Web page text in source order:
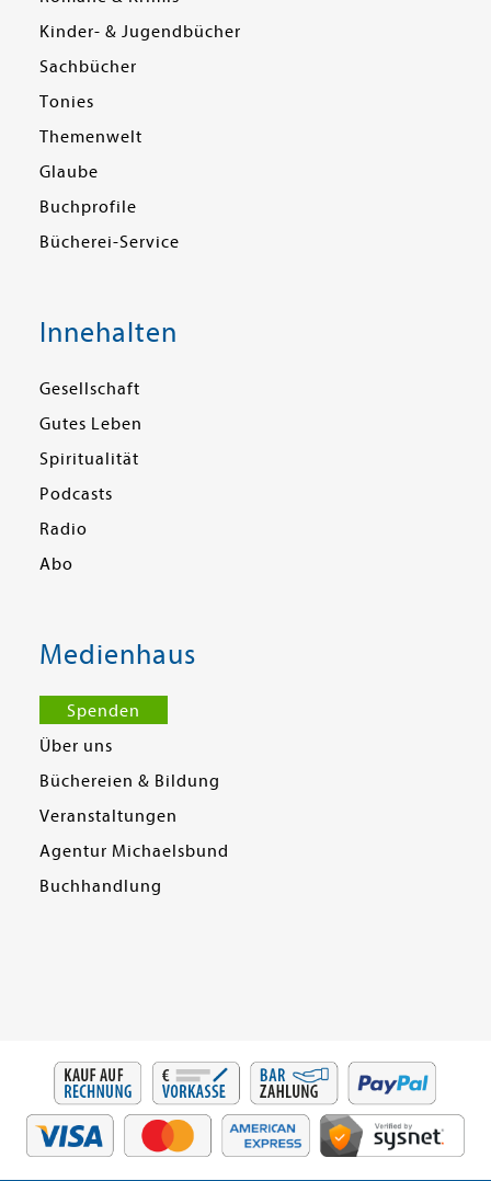
Kinder- & Jugendbücher
Sachbücher
Tonies
Themenwelt
Glaube
Buchprofile
Bücherei-Service
Innehalten
Gesellschaft
Gutes Leben
Spiritualität
Podcasts
Radio
Abo
Medienhaus
Spenden
Über uns
Büchereien & Bildung
Veranstaltungen
Agentur Michaelsbund
Buchhandlung